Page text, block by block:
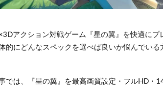
アクション対戦ゲーム『星の翼』を快適に
的にどんなスペックを選べば良いか悩んでいる
では、『星の翼』を最高画質設定・フルHD・